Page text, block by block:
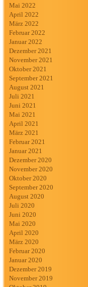
Mai 2022
April 2022
März 2022
Februar 2022
Januar 2022
Dezember 2021
November 2021
Oktober 2021
September 2021
August 2021
Juli 2021
Juni 2021
Mai 2021
April 2021
März 2021
Februar 2021
Januar 2021
Dezember 2020
November 2020
Oktober 2020
September 2020
August 2020
Juli 2020
Juni 2020
Mai 2020
April 2020
März 2020
Februar 2020
Januar 2020
Dezember 2019
November 2019